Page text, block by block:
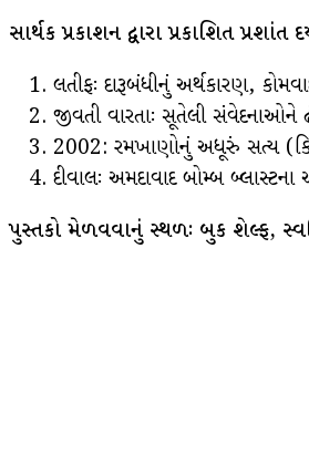
સાર્થક પ્રકાશન દ્વારા પ્રકાશિત
લતીફઃ દારૂબંધીનું અર્થકારણ,
જીવતી વારતાઃ સૂતેલી
2002: રમખાણોનું અધૂરું સત્ય
દીવાલઃ અમદાવાદ બોમ્બ
પુસ્તકો મેળવવાનું સ્થળઃ બુક શેલ્ફ,